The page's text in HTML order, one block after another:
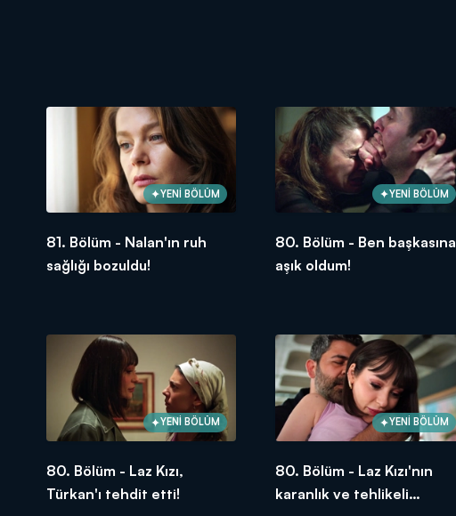
YENİ BÖLÜM
81. Bölüm - Nalan'ın ruh
sağlığı bozuldu!
YENİ BÖLÜM
80. Bölüm - Ben başkasına
aşık oldum!
YENİ BÖLÜM
80. Bölüm - Laz Kızı,
Türkan'ı tehdit etti!
YENİ BÖLÜM
80. Bölüm - Laz Kızı'nın
karanlık ve tehlikeli